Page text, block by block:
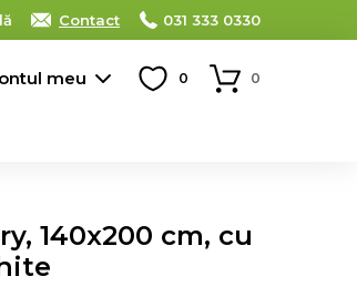
Contact 031 333 0330
meu 0 0
140x200 cm, cu